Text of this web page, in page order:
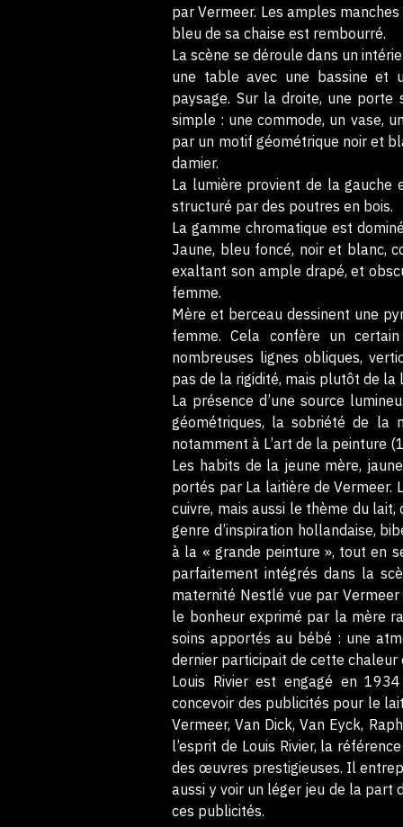
par Vermeer. Les amples
bleu de sa chaise est rembourré.
La scène se déroule dans un
une table avec une bassine et
paysage. Sur la droite, une
simple : une commode, un vase,
par un motif géométrique noir et
damier.
La lumière provient de la gauche
structuré par des poutres en bois.
La gamme chromatique est
Jaune, bleu foncé, noir et blanc,
exaltant son ample drapé, et
femme.
Mère et berceau dessinent une
femme. Cela confère un
nombreuses lignes obliques,
pas de la rigidité, mais plutôt de
La présence d’une source
géométriques, la sobriété de la
notamment à L’art de la peinture
Les habits de la jeune mère,
portés par La laitière de
cuivre, mais aussi le thème du
genre d’inspiration hollandaise,
à la « grande peinture », tout en
parfaitement intégrés dans la
maternité Nestlé vue par
le bonheur exprimé par la mère
soins apportés au bébé : une
dernier participait de cette chaleur
Louis Rivier est engagé en
concevoir des publicités pour le
Vermeer, Van Dick, Van Eyck,
l’esprit de Louis Rivier, la
des œuvres prestigieuses. Il
aussi y voir un léger jeu de la part
ces publicités.